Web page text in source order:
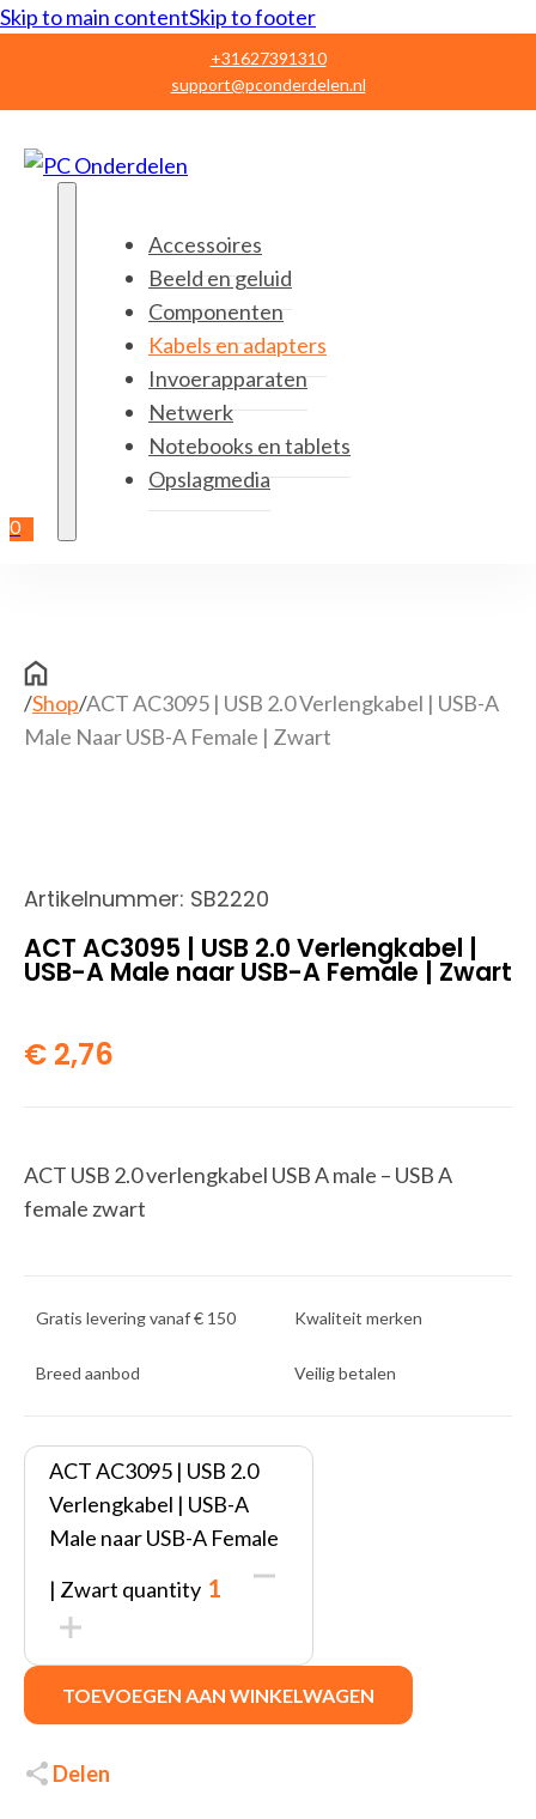
Skip to main contentSkip to footer
+31627391310
support@pconderdelen.nl
0
Accessoires
Beeld en geluid
Componenten
Kabels en adapters
Invoerapparaten
Netwerk
Notebooks en tablets
Opslagmedia
/Shop/ACT AC3095 | USB 2.0 Verlengkabel | USB-A
Male Naar USB-A Female | Zwart
Artikelnummer: SB2220
ACT AC3095 | USB 2.0 Verlengkabel |
USB-A Male naar USB-A Female | Zwart
€ 2,76
ACT USB 2.0 verlengkabel USB A male – USB A
female zwart
Gratis levering vanaf € 150 Kwaliteit merken
Breed aanbod Veilig betalen
ACT AC3095 | USB 2.0
Verlengkabel | USB-A
Male naar USB-A Female
| Zwart quantity
TOEVOEGEN AAN WINKELWAGEN
Delen